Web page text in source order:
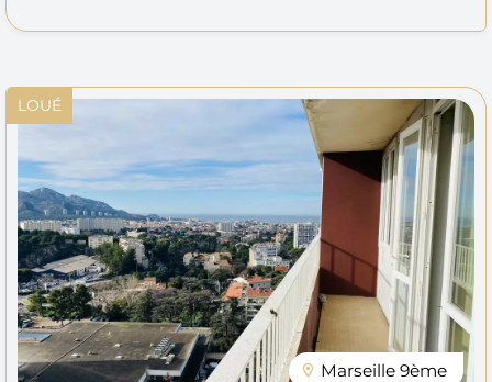
Marseille 9ème
LOUÉ